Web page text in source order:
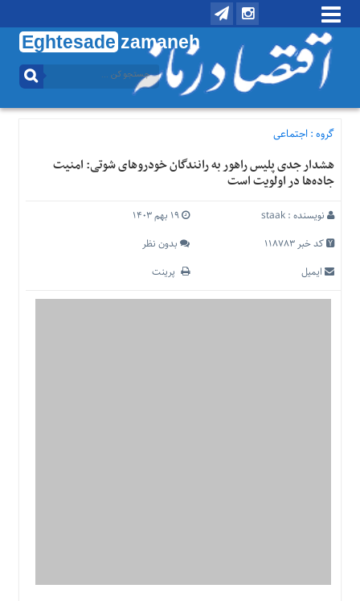
Eghtesade zamaneh
منوی
تماس
درباره
منوی
خانه
اقتصادی
اجتماعی
معدن
گروه :اجتماعی
هشدار جدی پلیس راهور به رانندگان خودروهای شوتی: امنیت
جاده‌ها در اولویت است
نویسنده :staak
۱۹ بهم ۱۴۰۳
کد خبر 118783
بدون نظر
ایمیل
پرینت